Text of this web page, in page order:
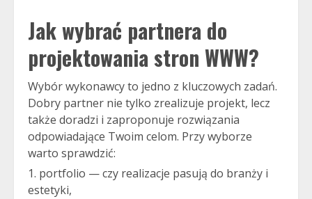
Jak wybrać partnera do
projektowania stron WWW?
Wybór wykonawcy to jedno z kluczowych zadań.
Dobry partner nie tylko zrealizuje projekt, lecz
także doradzi i zaproponuje rozwiązania
odpowiadające Twoim celom. Przy wyborze
warto sprawdzić:
portfolio — czy realizacje pasują do branży i
estetyki,